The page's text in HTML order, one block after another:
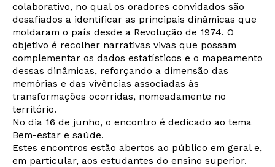
colaborativo, no qual os oradores convidados são
desafiados a identificar as principais dinâmicas que
moldaram o país desde a Revolução de 1974. O
objetivo é recolher narrativas vivas que possam
complementar os dados estatísticos e o mapeamento
dessas dinâmicas, reforçando a dimensão das
memórias e das vivências associadas às
transformações ocorridas, nomeadamente no
território.
No dia 16 de junho, o encontro é dedicado ao tema
Bem-estar e saúde.
Estes encontros estão abertos ao público em geral e,
em particular, aos estudantes do ensino superior.